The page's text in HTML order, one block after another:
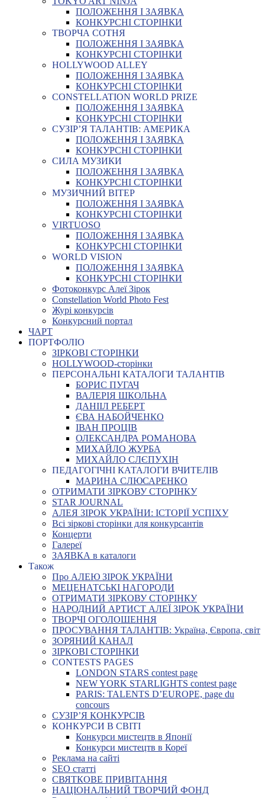
ПОЛОЖЕННЯ І ЗАЯВКА
КОНКУРСНІ СТОРІНКИ
ТВОРЧА СОТНЯ
ПОЛОЖЕННЯ І ЗАЯВКА
КОНКУРСНІ СТОРІНКИ
HOLLYWOOD ALLEY
ПОЛОЖЕННЯ І ЗАЯВКА
КОНКУРСНІ СТОРІНКИ
CONSTELLATION WORLD PRIZE
ПОЛОЖЕННЯ І ЗАЯВКА
КОНКУРСНІ СТОРІНКИ
СУЗІР’Я ТАЛАНТІВ: АМЕРИКА
ПОЛОЖЕННЯ І ЗАЯВКА
КОНКУРСНІ СТОРІНКИ
СИЛА МУЗИКИ
ПОЛОЖЕННЯ І ЗАЯВКА
КОНКУРСНІ СТОРІНКИ
МУЗИЧНИЙ ВІТЕР
ПОЛОЖЕННЯ І ЗАЯВКА
КОНКУРСНІ СТОРІНКИ
VIRTUOSO
ПОЛОЖЕННЯ І ЗАЯВКА
КОНКУРСНІ СТОРІНКИ
WORLD VISION
ПОЛОЖЕННЯ І ЗАЯВКА
КОНКУРСНІ СТОРІНКИ
Фотоконкурс Алеї Зірок
Constellation World Photo Fest
Журі конкурсів
Конкурсний портал
ЧАРТ
ПОРТФОЛІО
ЗІРКОВІ СТОРІНКИ
HOLLYWOOD-сторінки
ПЕРСОНАЛЬНІ КАТАЛОГИ ТАЛАНТІВ
БОРИС ПУГАЧ
ВАЛЕРІЯ ШКОЛЬНА
ДАНІІЛ РЕБЕРТ
ЄВА НАБОЙЧЕНКО
ІВАН ПРОЦІВ
ОЛЕКСАНДРА РОМАНОВА
МИХАЙЛО ЖУРБА
МИХАЙЛО СЛЄПУХІН
ПЕДАГОГІЧНІ КАТАЛОГИ ВЧИТЕЛІВ
МАРИНА СЛЮСАРЕНКО
ОТРИМАТИ ЗІРКОВУ СТОРІНКУ
STAR JOURNAL
АЛЕЯ ЗІРОК УКРАЇНИ: ІСТОРІЇ УСПІХУ
Всі зіркові сторінки для конкурсантів
Концерти
Галереї
ЗАЯВКА в каталоги
Також
Про АЛЕЮ ЗІРОК УКРАЇНИ
МЕЦЕНАТСЬКІ НАГОРОДИ
ОТРИМАТИ ЗІРКОВУ СТОРІНКУ
НАРОДНИЙ АРТИСТ АЛЕЇ ЗІРОК УКРАЇНИ
ТВОРЧІ ОГОЛОШЕННЯ
ПРОСУВАННЯ ТАЛАНТІВ: Україна, Європа, світ
ЗОРЯНИЙ КАНАЛ
ЗІРКОВІ СТОРІНКИ
CONTESTS PAGES
LONDON STARS contest page
NEW YORK STARLIGHTS contest page
PARIS: TALENTS D’EUROPE, page du
concours
СУЗІР’Я КОНКУРСІВ
КОНКУРСИ В СВІТІ
Конкурси мистецтв в Японії
Конкурси мистецтв в Кореї
Реклама на сайті
SEO статті
СВЯТКОВЕ ПРИВІТАННЯ
НАЦІОНАЛЬНИЙ ТВОРЧИЙ ФОНД